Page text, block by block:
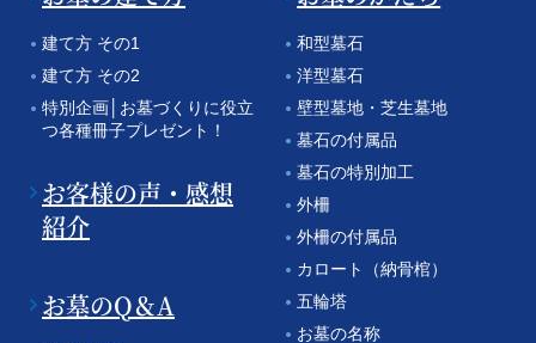
建て方 その1
建て方 その2
特別企画│お墓づくりに役立
つ各種冊子プレゼント！
お客様の声・感想
紹介
お墓のQ＆A
和型墓石
洋型墓石
壁型墓地・芝生墓地
墓石の付属品
墓石の特別加工
外柵
外柵の付属品
カロート（納骨棺）
五輪塔
お墓の名称